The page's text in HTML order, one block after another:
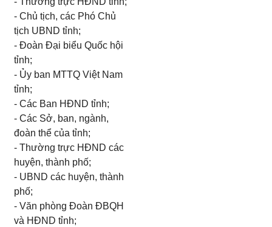
- Chủ tịch, các Phó Chủ
tịch UBND tỉnh;
- Đoàn Đại biểu Quốc hội
tỉnh;
- Ủy ban MTTQ Việt Nam
tỉnh;
-Các Ban HĐND tỉnh;
- Các Sở, ban, ngành,
đoàn thể của tỉnh;
- Thường trực HĐND các
huyện, thành phố;
- UBND các huyện, thành
phố;
- Văn phòng Đoàn ĐBQH
và HĐND tỉnh;